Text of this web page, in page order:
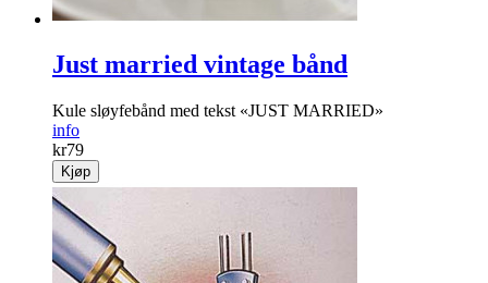
Just married vintage bånd
Kule sløyfebånd med tekst «JUST MARRIED»
info
kr79
Kjøp